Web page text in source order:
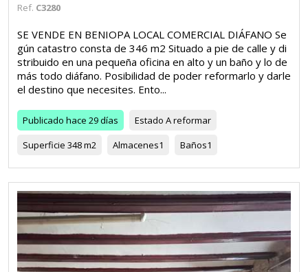
Ref. C3280
SE VENDE EN BENIOPA LOCAL COMERCIAL DIÁFANO Se
gún catastro consta de 346 m2 Situado a pie de calle y di
stribuido en una pequeña oficina en alto y un baño y lo de
más todo diáfano. Posibilidad de poder reformarlo y darle
el destino que necesites. Ento...
Publicado hace 29 días Estado A reformar
Superficie 348 m2 Almacenes1 Baños1